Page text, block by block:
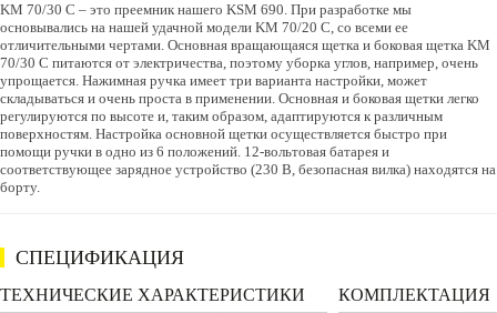
KM 70/30 C – это преемник нашего KSM 690. При разработке мы
основывались на нашей удачной модели KM 70/20 C, со всеми ее
отличительными чертами. Основная вращающаяся щетка и боковая щетка KM
70/30 C питаются от электричества, поэтому уборка углов, например, очень
упрощается. Нажимная ручка имеет три варианта настройки, может
складываться и очень проста в применении. Основная и боковая щетки легко
регулируются по высоте и, таким образом, адаптируются к различным
поверхностям. Настройка основной щетки осуществляется быстро при
помощи ручки в одно из 6 положений. 12-вольтовая батарея и
соответствующее зарядное устройство (230 В, безопасная вилка) находятся на
борту.
СПЕЦИФИКАЦИЯ
ТЕХНИЧЕСКИЕ ХАРАКТЕРИСТИКИ КОМПЛЕКТАЦИЯ